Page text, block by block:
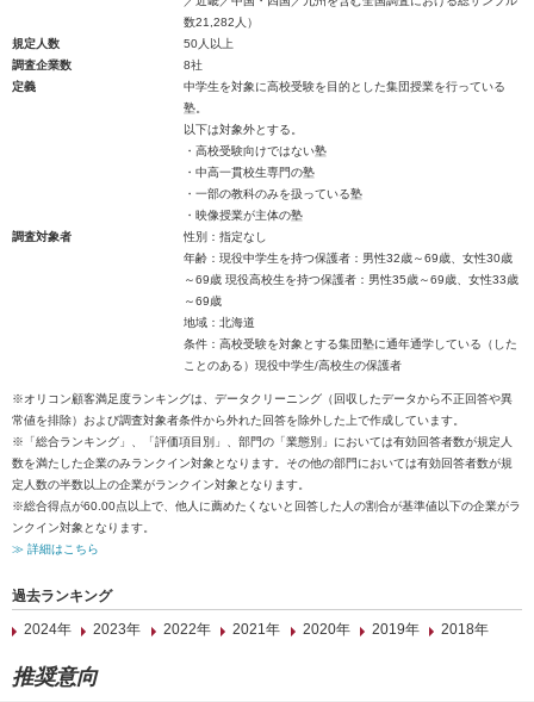
数21,282人）
規定人数
50人以上
調査企業数
8社
定義
中学生を対象に高校受験を目的とした集団授業を行っている
塾。
以下は対象外とする。
・高校受験向けではない塾
・中高一貫校生専門の塾
・一部の教科のみを扱っている塾
・映像授業が主体の塾
調査対象者
性別：指定なし
年齢：現役中学生を持つ保護者：男性32歳～69歳、女性30歳
～69歳 現役高校生を持つ保護者：男性35歳～69歳、女性33歳
～69歳
地域：北海道
条件：高校受験を対象とする集団塾に通年通学している（した
ことのある）現役中学生/高校生の保護者
※オリコン顧客満足度ランキングは、データクリーニング（回収したデータから不正回答や異
常値を排除）および調査対象者条件から外れた回答を除外した上で作成しています。
※「総合ランキング」、「評価項目別」、部門の「業態別」においては有効回答者数が規定人
数を満たした企業のみランクイン対象となります。その他の部門においては有効回答者数が規
定人数の半数以上の企業がランクイン対象となります。
※総合得点が60.00点以上で、他人に薦めたくないと回答した人の割合が基準値以下の企業がラ
ンクイン対象となります。
≫ 詳細はこちら
過去ランキング
2024年
2023年 2022年 2021年 2020年 2019年 2018年
推奨意向